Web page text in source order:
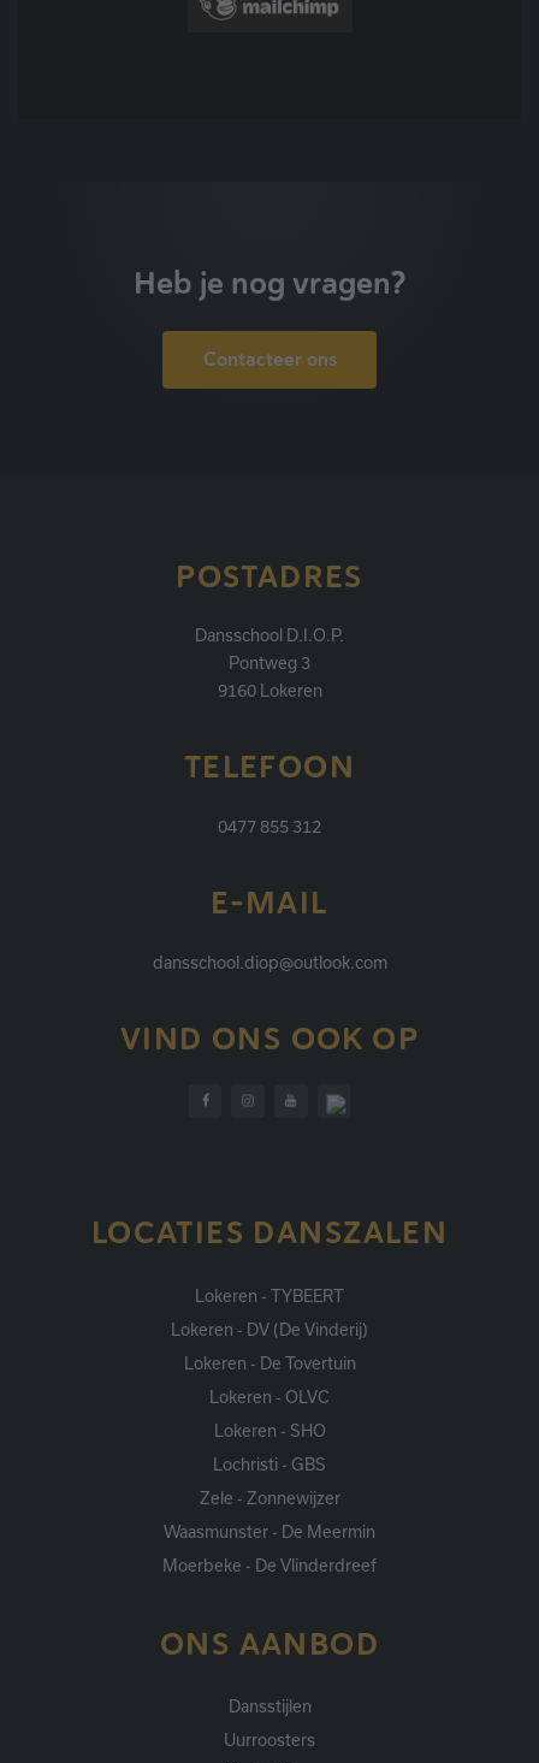
Heb je nog vragen?
Contacteer ons
POSTADRES
Dansschool D.I.O.P.
Pontweg 3
9160 Lokeren
TELEFOON
0477 855 312
E-MAIL
dansschool.diop@outlook.com
VIND ONS OOK OP
LOCATIES DANSZALEN
Lokeren - TYBEERT
Lokeren - DV (De Vinderij)
Lokeren - De Tovertuin
Lokeren - OLVC
Lokeren - SHO
Lochristi - GBS
Zele - Zonnewijzer
Waasmunster - De Meermin
Moerbeke - De Vlinderdreef
ONS AANBOD
Dansstijlen
Uurroosters